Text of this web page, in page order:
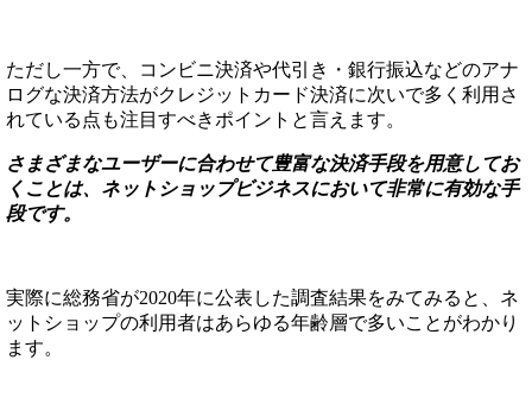
ただし一方で、コンビニ決済や代引き・銀行振込などのアナ
ログな決済方法がクレジットカード決済に次いで多く利用さ
れている点も注目すべきポイントと言えます。
さまざまなユーザーに合わせて豊富な決済手段を用意してお
くことは、ネットショップビジネスにおいて非常に有効な手
段です。
実際に総務省が2020年に公表した調査結果をみてみると、ネ
ットショップの利用者はあらゆる年齢層で多いことがわかり
ます。